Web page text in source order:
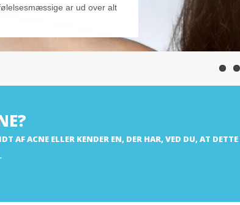
ar ud over alt
AF ACNE ELLER KENDER EN, DER HAR, VED DU, AT DETTE